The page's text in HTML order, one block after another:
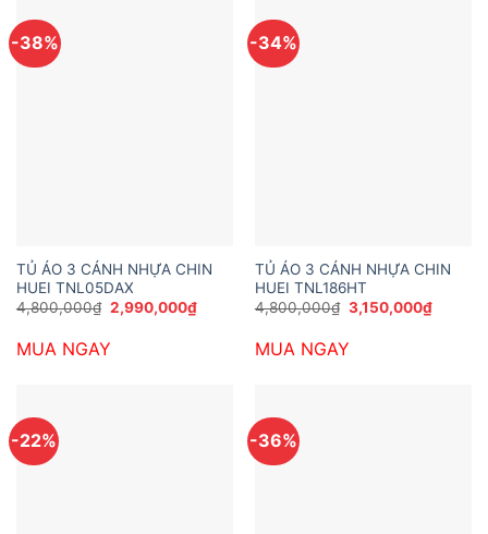
-38%
TỦ ÁO 3 CÁNH NHỰA CHIN
HUEI TNL05DAX
4,800,000₫ Giá
gốc
4,800,000₫.
2,990,000₫Giá
hiện
MUA NGAY
-34%
TỦ ÁO 3 CÁNH NHỰA CHIN
HUEI TNL186HT
4,800,000₫ Giá
gốc
4,800,000₫.
3,150,000₫Giá
hiện
MUA NGAY
-22% -36%